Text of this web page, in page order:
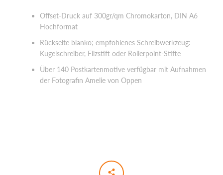
Offset-Druck auf 300gr/qm Chromokarton, DIN A6
Hochformat
Rückseite blanko; empfohlenes Schreibwerkzeug:
Kugelschreiber, Filzstift oder Rollerpoint-Stifte
Über 140 Postkartenmotive verfügbar mit Aufnahmen
der Fotografin Amelie von Oppen